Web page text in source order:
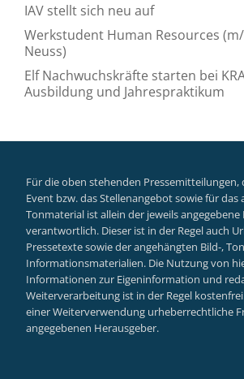
IAV stellt sich neu auf
Werkstudent Human Resources
Neuss)
Elf Nachwuchskräfte starten bei
Ausbildung und Jahrespraktikum
Für die oben stehenden Pressemitteilungen,
Event bzw. das Stellenangebot sowie für das
Tonmaterial ist allein der jeweils angegebene
verantwortlich. Dieser ist in der Regel auch
Pressetexte sowie der angehängten Bild-,
Informationsmaterialien. Die Nutzung von
Informationen zur Eigeninformation und
Weiterverarbeitung ist in der Regel
einer Weiterverwendung urheberrechtliche
angegebenen Herausgeber.